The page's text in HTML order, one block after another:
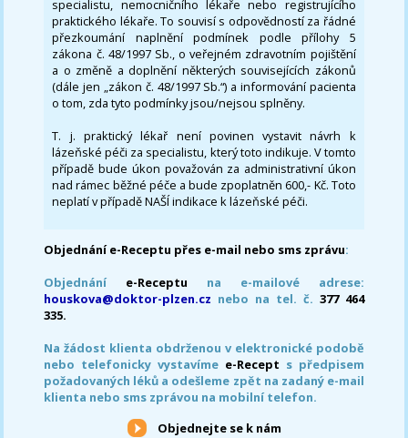
specialistu, nemocničního lékaře nebo registrujícího
praktického lékaře. To souvisí s odpovědností za řádné
přezkoumání naplnění podmínek podle přílohy 5
zákona č. 48/1997 Sb., o veřejném zdravotním pojištění
a o změně a doplnění některých souvisejících zákonů
(dále jen „zákon č. 48/1997 Sb.“) a informování pacienta
o tom, zda tyto podmínky jsou/nejsou splněny.
T. j. praktický lékař není povinen vystavit návrh k
lázeňské péči za specialistu, který toto indikuje. V tomto
případě bude úkon považován za administrativní úkon
nad rámec běžné péče a bude zpoplatněn 600,- Kč. Toto
neplatí v případě NAŠÍ indikace k lázeňské péči.
Objednání e-Receptu přes e-mail nebo sms zprávu:
Objednání e-Receptu na e-mailové adrese:
houskova@doktor-plzen.cz nebo na tel. č. 377 464
335.
Na žádost klienta obdrženou v elektronické podobě
nebo telefonicky vystavíme e-Recept s předpisem
požadovaných léků a odešleme zpět na zadaný e-mail
klienta nebo sms zprávou na mobilní telefon.
Objednejte se k nám